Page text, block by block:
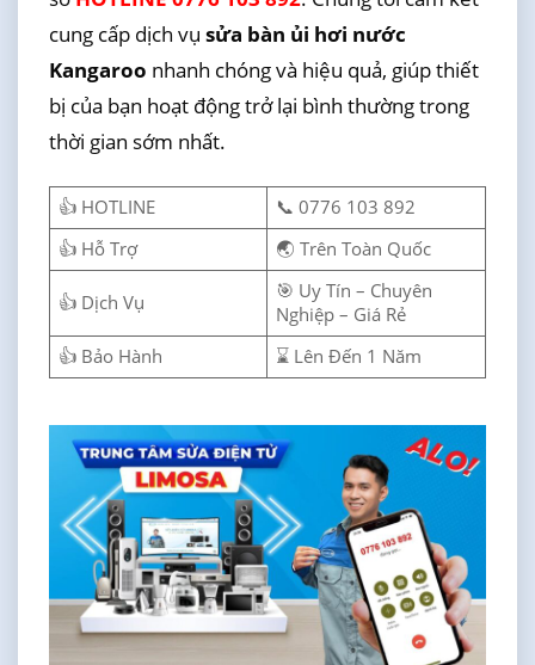
cung cấp dịch vụ sửa bàn ủi hơi nước
Kangaroo nhanh chóng và hiệu quả, giúp thiết
bị của bạn hoạt động trở lại bình thường trong
thời gian sớm nhất.
👍 HOTLINE
📞 0776 103 892
👍 Hỗ Trợ
🌏 Trên Toàn Quốc
👍 Dịch Vụ
🎯 Uy Tín – Chuyên
Nghiệp – Giá Rẻ
👍 Bảo Hành
⌛ Lên Đến 1 Năm